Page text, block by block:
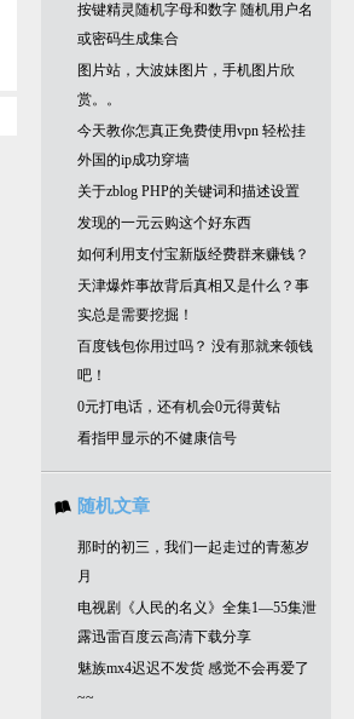
按键精灵随机字母和数字 随机用户名
或密码生成集合
图片站，大波妹图片，手机图片欣
赏。。
今天教你怎真正免费使用vpn 轻松挂
外国的ip成功穿墙
关于zblog PHP的关键词和描述设置
发现的一元云购这个好东西
如何利用支付宝新版经费群来赚钱？
天津爆炸事故背后真相又是什么？事
实总是需要挖掘！
百度钱包你用过吗？ 没有那就来领钱
吧！
0元打电话，还有机会0元得黄钻
看指甲显示的不健康信号
随机文章
那时的初三，我们一起走过的青葱岁
月
电视剧《人民的名义》全集1—55集泄
露迅雷百度云高清下载分享
魅族mx4迟迟不发货 感觉不会再爱了
~~